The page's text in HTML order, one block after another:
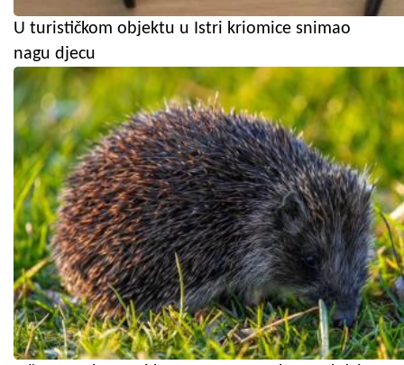
U turističkom objektu u Istri kriomice snimao
nagu djecu